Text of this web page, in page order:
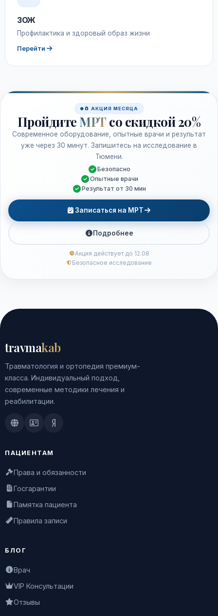
ЗОЖ
Профилактика и здоровый образ жизни
Перейти
🧲 АКЦИЯ МЕСЯЦА
Пройдите МРТ со скидкой 20%
Современное оборудование, опытные врачи и результат
уже через 30 минут. Запишитесь на исследование в
Тюмени.
Безопасно
Опытные врачи
Результат от 30 мин
Записаться на МРТ
Подробнее
Акция действует до 12.08
Безопасное исследование
travmakab
Травматология и ортопедия премиум-
класса. Индивидуальный подход,
современные методики лечения и
реабилитации.
Doctu.ruПроДокторов
Яндекс.Здоровье
ПАЦИЕНТАМ
Права и обязанности
Госгарантии
Памятка пациента
Правила записи
БЛОГ
Врач
VIP Консультации
Отзывы